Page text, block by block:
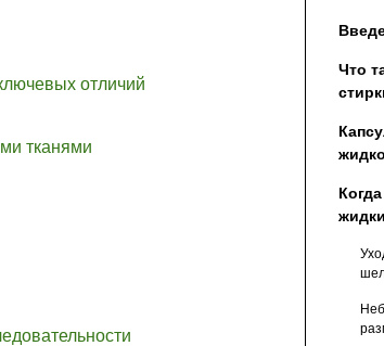
отличий
тканями
Что